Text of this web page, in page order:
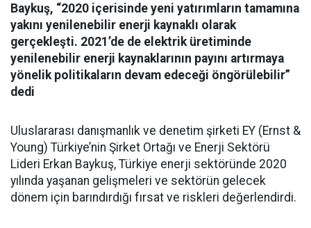
Baykuş, “2020 içerisinde yeni yatırımların tamamına
yakını yenilenebilir enerji kaynaklı olarak
gerçekleşti. 2021’de de elektrik üretiminde
yenilenebilir enerji kaynaklarının payını artırmaya
yönelik politikaların devam edeceği öngörülebilir”
dedi
Uluslararası danışmanlık ve denetim şirketi EY (Ernst &
Young) Türkiye’nin Şirket Ortağı ve Enerji Sektörü
Lideri Erkan Baykuş, Türkiye enerji sektöründe 2020
yılında yaşanan gelişmeleri ve sektörün gelecek
dönem için barındırdığı fırsat ve riskleri değerlendirdi.